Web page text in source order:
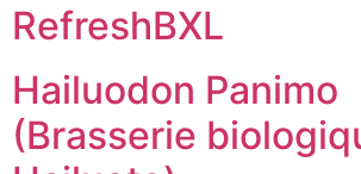
RefreshBXL
Hailuodon Panimo
(Brasserie